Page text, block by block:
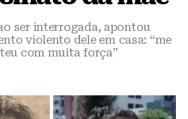
ser interrogada, apontou
violento dele em casa: “me
com muita força”